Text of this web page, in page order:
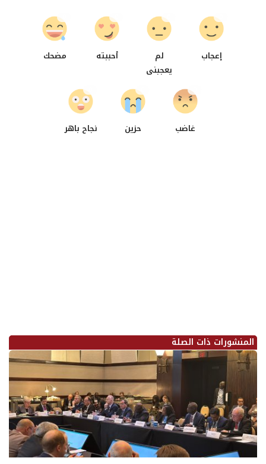
إعجاب
لم
يعجبنى
أحببته مضحك
غاضب
0
حزين نجاح باهر
المنشورات ذات الصلة